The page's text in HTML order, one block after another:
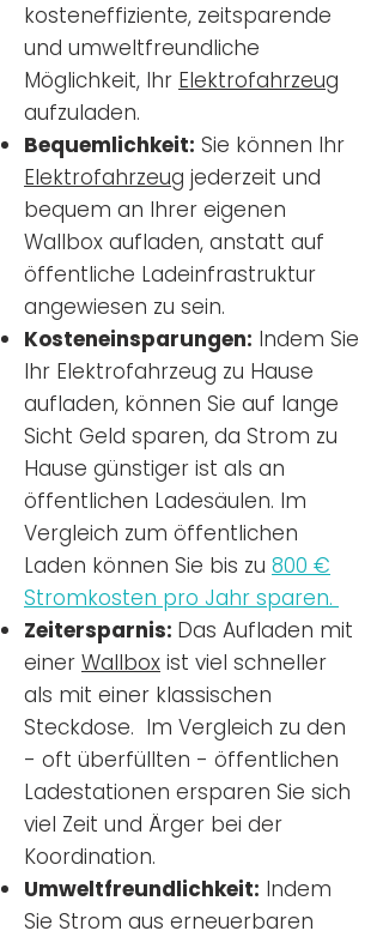
kosteneffiziente, zeitsparende
und umweltfreundliche
Möglichkeit, Ihr Elektrofahrzeug
aufzuladen.
Bequemlichkeit: Sie können Ihr
Elektrofahrzeug jederzeit und
bequem an Ihrer eigenen
Wallbox aufladen, anstatt auf
öffentliche Ladeinfrastruktur
angewiesen zu sein.
Kosteneinsparungen: Indem Sie
Ihr Elektrofahrzeug zu Hause
aufladen, können Sie auf lange
Sicht Geld sparen, da Strom zu
Hause günstiger ist als an
öffentlichen Ladesäulen. Im
Vergleich zum öffentlichen
Laden können Sie bis zu 800 €
Stromkosten pro Jahr sparen.
Zeitersparnis: Das Aufladen mit
einer Wallbox ist viel schneller
als mit einer klassischen
Steckdose. Im Vergleich zu den
- oft überfüllten - öffentlichen
Ladestationen ersparen Sie sich
viel Zeit und Ärger bei der
Koordination.
Umweltfreundlichkeit: Indem
Sie Strom aus erneuerbaren